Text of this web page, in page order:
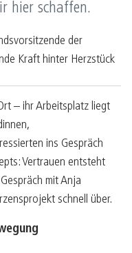
hier schaffen.
der
Kraft hinter Herzstück
– ihr Arbeitsplatz liegt
ins Gespräch
Vertrauen entsteht
mit Anja
schnell über.